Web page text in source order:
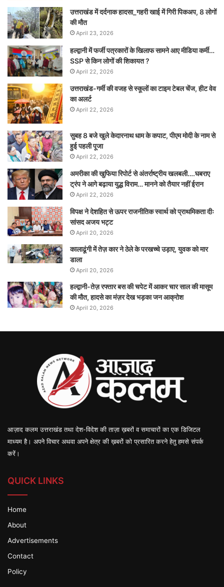
उत्तराखंड में दर्दनाक हादसा_गहरी खाई में गिरी पिकअप, 8 लोगों
की मौत
April 23, 2026
हल्द्वानी में फर्जी पत्रकारों के खिलाफ सामने आए मीडिया कर्मी…
SSP से किन लोगों की शिकायत ?
April 22, 2026
उत्तराखंड-गर्मी की वजह से स्कूलों का टाइम टेबल चेंज, हीट वेव
का अलर्ट
April 22, 2026
सुबह 8 बजे खुले केदारनाथ धाम के कपाट, पीएम मोदी के नाम से
हुई पहली पूजा
April 22, 2026
अमरीका की खुफिया रिपोर्ट से अंतर्राष्ट्रीय खलबली….घबराए
ट्रंप ने आगे बढ़ाया युद्ध विराम… मानने को तैयार नहीं ईरान
April 22, 2026
विपक्ष ने देशहित से ऊपर राजनीतिक स्वार्थ को प्राथमिकता दीः
सांसद अजय भट्ट
April 20, 2026
कालाढूंगी में तेज़ कार ने ठेले के परखच्चे उड़ाए, युवक को मार
डाला
April 20, 2026
हल्द्वानी-तेज़ रफ्तार बस की चपेट में आकर चार साल की मासूम
की मौत, हादसे का मंज़र देख भड़का जन आक्रोश
April 20, 2026
आज़ाद कलम उत्तराखंड तथा देश-विदेश की ताज़ा ख़बरों व समाचारों का एक डिजिटल
माध्यम है। अपने विचार अथवा अपने क्षेत्र की ख़बरों को प्रसारित करने हेतु हमसे संपर्क
करें।
QUICK LINKS
Home
About
Advertisements
Contact
Policy